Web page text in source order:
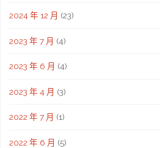
2024 年 12 月 (23)
2023 年 7 月 (4)
2023 年 6 月 (4)
2023 年 4 月 (3)
2022 年 7 月 (1)
2022 年 6 月 (5)